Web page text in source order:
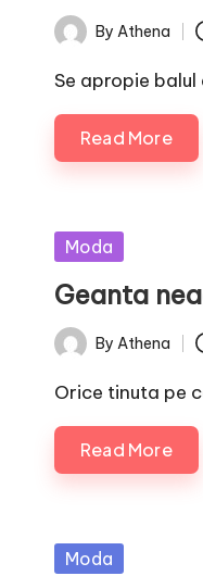
Posted
by
By Athena
Se apropie
Read More
Posted
Moda
Geanta
Posted
by
By Athena
Orice tinuta pe
Read More
Posted
Moda